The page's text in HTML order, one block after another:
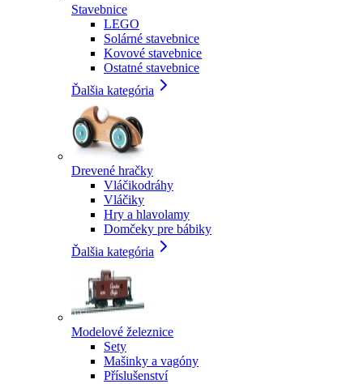
Stavebnice
LEGO
Solárné stavebnice
Kovové stavebnice
Ostatné stavebnice
Ďalšia kategória
Drevené hračky
Vláčikodráhy
Vláčiky
Hry a hlavolamy
Domčeky pre bábiky
Ďalšia kategória
Modelové železnice
Sety
Mašinky a vagóny
Příslušenství